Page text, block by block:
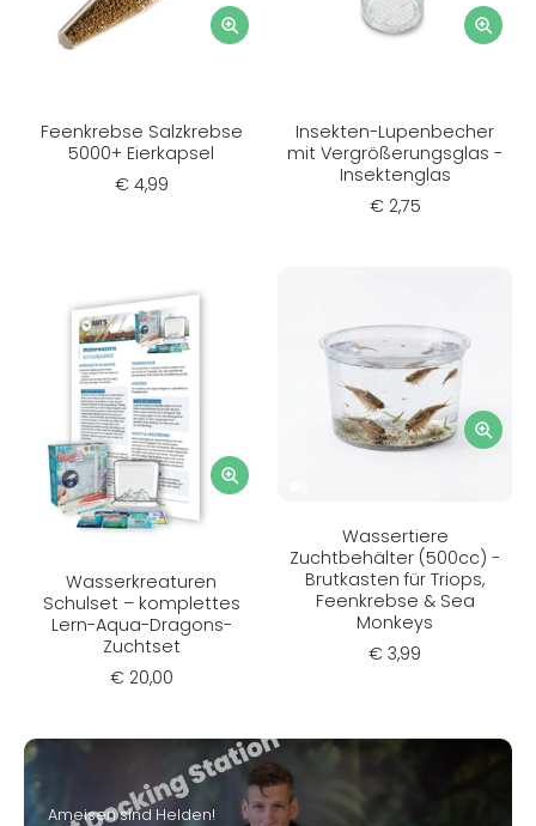
Feenkrebse Salzkrebse
5000+ Eierkapsel
€ 4,99
Insekten-Lupenbecher
mit Vergrößerungsglas -
Insektenglas
€ 2,75
Wasserkreaturen
Schulset – komplettes
Lern-Aqua-Dragons-
Zuchtset
€ 20,00
Wassertiere
Zuchtbehälter (500cc) -
Brutkasten für Triops,
Feenkrebse & Sea
Monkeys
€ 3,99
Ameisen sind Helden!